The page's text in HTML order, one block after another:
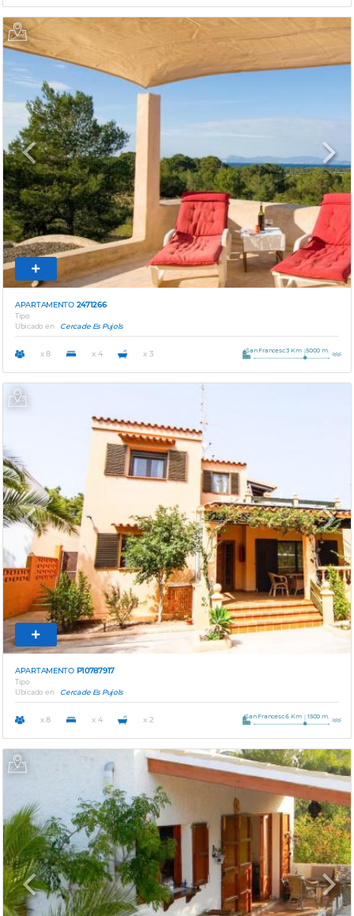
Previous Next
APARTAMENTO 2471266
Tipo
Ubicado en
Cerca de Es Pujols
x 8 x 4 x 3 San Francesc 3 Km 5000 m.
Previous Next
APARTAMENTO P10787917
Tipo
Ubicado en
Cerca de Es Pujols
x 8 x 4 x 2 San Francesc 6 Km 1500 m.
Previous Next